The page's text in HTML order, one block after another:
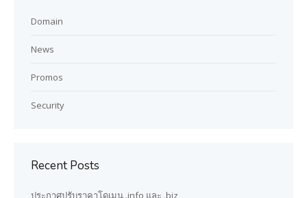
Domain
News
Promos
Security
Recent Posts
ประกาศปรับราคาโดเมน .info และ .biz